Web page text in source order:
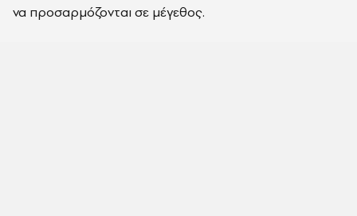
να προσαρμόζονται σε μέγεθος.